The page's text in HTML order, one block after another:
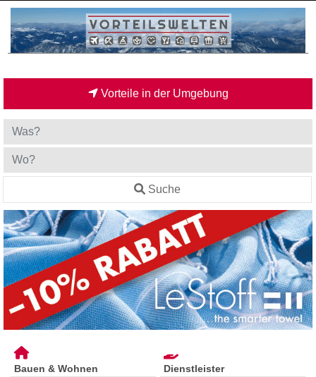
Vorteile in der Umgebung
Suche
Bauen & Wohnen Dienstleister